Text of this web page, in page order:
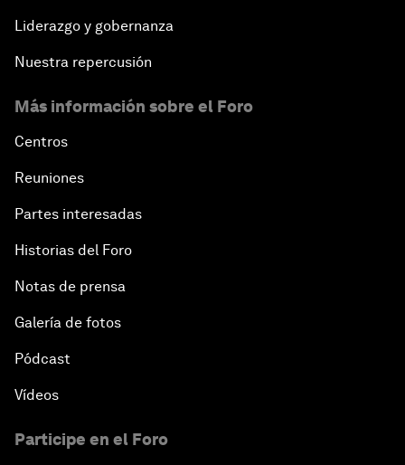
Liderazgo y gobernanza
Nuestra repercusión
Más información sobre el Foro
Centros
Reuniones
Partes interesadas
Historias del Foro
Notas de prensa
Galería de fotos
Pódcast
Vídeos
Participe en el Foro